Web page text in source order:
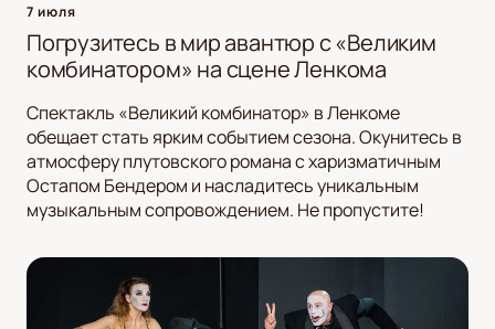
7 июля
Погрузитесь в мир авантюр с «Великим
комбинатором» на сцене Ленкома
Спектакль «Великий комбинатор» в Ленкоме
обещает стать ярким событием сезона. Окунитесь в
атмосферу плутовского романа с харизматичным
Остапом Бендером и насладитесь уникальным
музыкальным сопровождением. Не пропустите!